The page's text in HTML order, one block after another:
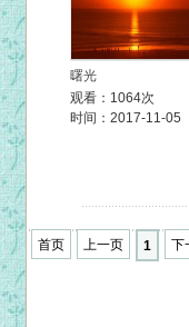
曙光
观看：1064次
时间：2017-11-05
首页 上一页 1 下